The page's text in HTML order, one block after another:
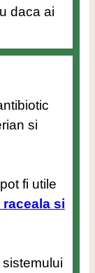
daca ai
si
fi utile
si